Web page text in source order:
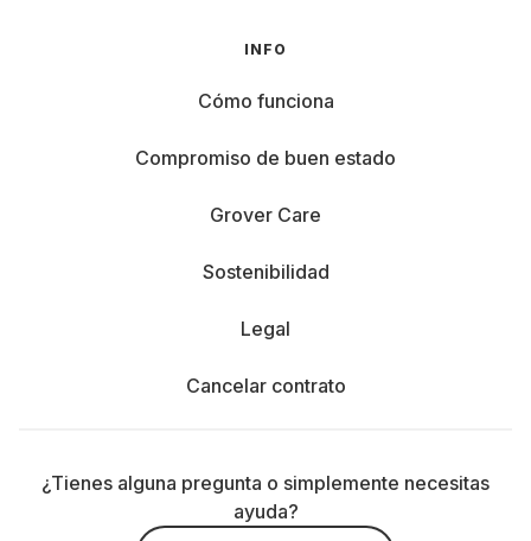
INFO
Cómo funciona
Compromiso de buen estado
Grover Care
Sostenibilidad
Legal
Cancelar contrato
¿Tienes alguna pregunta o simplemente necesitas
ayuda?